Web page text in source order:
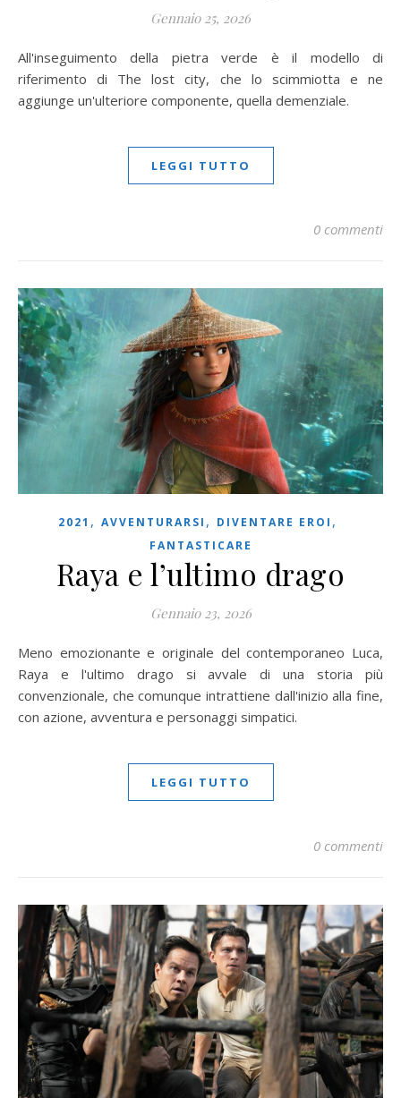
Gennaio 25, 2026
All'inseguimento della pietra verde è il modello di
riferimento di The lost city, che lo scimmiotta e ne
aggiunge un'ulteriore componente, quella demenziale.
LEGGI TUTTO
0 commenti
2021 , AVVENTURARSI , DIVENTARE EROI ,
FANTASTICARE
Raya e l’ultimo drago
Gennaio 23, 2026
Meno emozionante e originale del contemporaneo Luca,
Raya e l'ultimo drago si avvale di una storia più
convenzionale, che comunque intrattiene dall'inizio alla fine,
con azione, avventura e personaggi simpatici.
LEGGI TUTTO
0 commenti